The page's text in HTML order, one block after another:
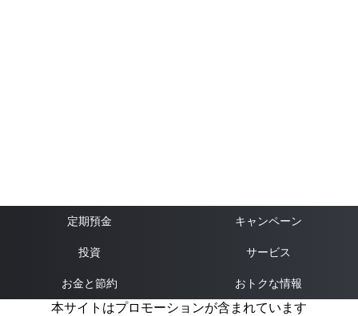
定期預金 キャンペーン
投資 サービス
お金と節約 おトクな情報
本サイトはプロモーションが含まれています